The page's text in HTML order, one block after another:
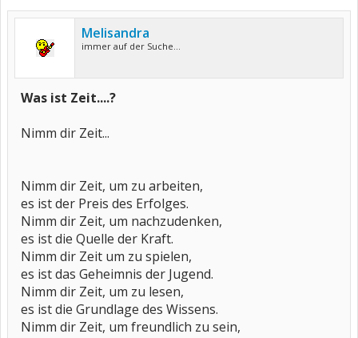
Melisandra
immer auf der Suche...
Was ist Zeit....?
Nimm dir Zeit...
Nimm dir Zeit, um zu arbeiten,
es ist der Preis des Erfolges.
Nimm dir Zeit, um nachzudenken,
es ist die Quelle der Kraft.
Nimm dir Zeit um zu spielen,
es ist das Geheimnis der Jugend.
Nimm dir Zeit, um zu lesen,
es ist die Grundlage des Wissens.
Nimm dir Zeit, um freundlich zu sein,